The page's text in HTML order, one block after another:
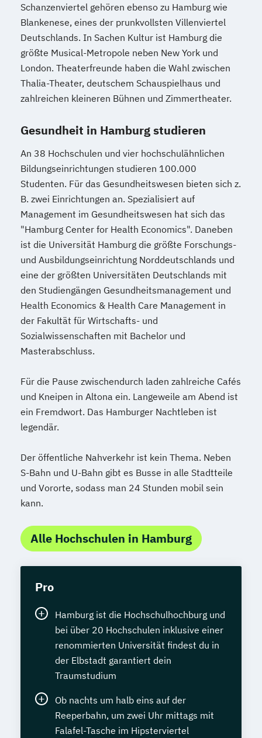
Schanzenviertel gehören ebenso zu Hamburg wie
Blankenese, eines der prunkvollsten Villenviertel
Deutschlands. In Sachen Kultur ist Hamburg die
größte Musical-Metropole neben New York und
London. Theaterfreunde haben die Wahl zwischen
Thalia-Theater, deutschem Schauspielhaus und
zahlreichen kleineren Bühnen und Zimmertheater.
Gesundheit in Hamburg studieren
An 38 Hochschulen und vier hochschulähnlichen
Bildungseinrichtungen studieren 100.000
Studenten. Für das Gesundheitswesen bieten sich z.
B. zwei Einrichtungen an. Spezialisiert auf
Management im Gesundheitswesen hat sich das
"Hamburg Center for Health Economics". Daneben
ist die Universität Hamburg die größte Forschungs-
und Ausbildungseinrichtung Norddeutschlands und
eine der größten Universitäten Deutschlands mit
den Studiengängen Gesundheitsmanagement und
Health Economics & Health Care Management in
der Fakultät für Wirtschafts- und
Sozialwissenschaften mit Bachelor und
Masterabschluss.
Für die Pause zwischendurch laden zahlreiche Cafés
und Kneipen in Altona ein. Langeweile am Abend ist
ein Fremdwort. Das Hamburger Nachtleben ist
legendär.
Der öffentliche Nahverkehr ist kein Thema. Neben
S-Bahn und U-Bahn gibt es Busse in alle Stadtteile
und Vororte, sodass man 24 Stunden mobil sein
kann.
Alle Hochschulen in Hamburg
Pro
Hamburg ist die Hochschulhochburg und
bei über 20 Hochschulen inklusive einer
renommierten Universität findest du in
der Elbstadt garantiert dein
Traumstudium
Ob nachts um halb eins auf der
Reeperbahn, um zwei Uhr mittags mit
Falafel-Tasche im Hipsterviertel